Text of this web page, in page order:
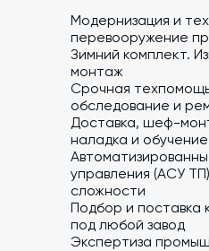
Модернизация и
перевооружение
Зимний комплект.
монтаж
Срочная
обследование и
Доставка, шеф-
наладка и обучение
управления (АСУ
сложности
Подбор и поставка
под любой завод
Экспертиза